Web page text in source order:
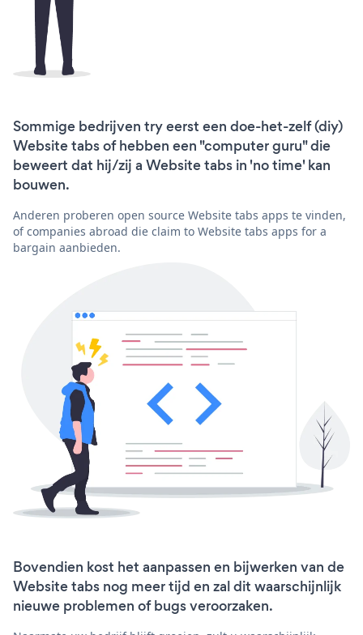
Sommige bedrijven try eerst een doe-het-zelf (diy)
Website tabs of hebben een "computer guru" die
beweert dat hij/zij a Website tabs in 'no time' kan
bouwen.
Anderen proberen open source Website tabs apps te vinden,
of companies abroad die claim to Website tabs apps for a
bargain aanbieden.
Bovendien kost het aanpassen en bijwerken van de
Website tabs nog meer tijd en zal dit waarschijnlijk
nieuwe problemen of bugs veroorzaken.